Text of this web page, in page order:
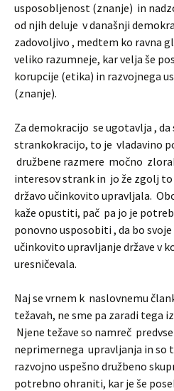
usposobljenost (znanje) in
od njih deluje v današnji
zadovoljivo , medtem ko ravna
veliko razumneje, kar velja še
korupcije (etika) in razvojnega
(znanje).
Za demokracijo se ugotavlja ,
strankokracijo, to je vladavino
družbene razmere močno
interesov strank in jo že zgolj
državo učinkovito upravljala.
kaže opustiti, pač pa jo je
ponovno usposobiti , da bo
učinkovito upravljanje države v
uresničevala.
Naj se vrnem k naslovnemu
težavah, ne sme pa zaradi tega
Njene težave so namreč
neprimernega upravljanja in so
razvojno uspešno družbeno
potrebno ohraniti, kar je še